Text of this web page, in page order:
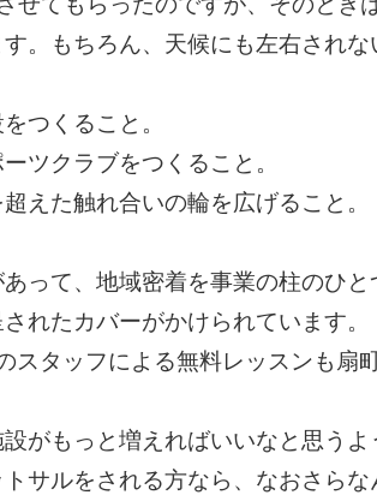
。もちろん、天候にも左右されな
つくること。
ツクラブをつくること。
えた触れ合いの輪を広げること。
って、地域密着を事業の柱のひと
れたカバーがかけられています。
タッフによる無料レッスンも
がもっと増えればいいなと思う
サルをされる方なら、なおさらな